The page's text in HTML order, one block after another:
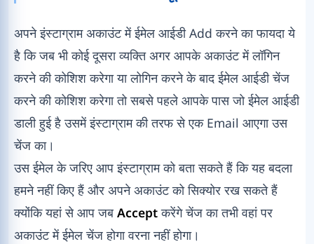
अपने इंस्टाग्राम अकाउंट में ईमेल आईडी Add करने का फायदा ये
है कि जब भी कोई दूसरा व्यक्ति अगर आपके अकाउंट में लॉगिन
करने की कोशिश करेगा या लोगिन करने के बाद ईमेल आईडी चेंज
करने की कोशिश करेगा तो सबसे पहले आपके पास जो ईमेल आईडी
डाली हुई है उसमें इंस्टाग्राम की तरफ से एक Email आएगा उस
चेंज का।
उस ईमेल के जरिए आप इंस्टाग्राम को बता सकते हैं कि यह बदला
हमने नहीं किए हैं और अपने अकाउंट को सिक्योर रख सकते हैं
क्योंकि यहां से आप जब Acceptकरेंगे चेंज का तभी वहां पर
अकाउंट में ईमेल चेंज होगा वरना नहीं होगा।